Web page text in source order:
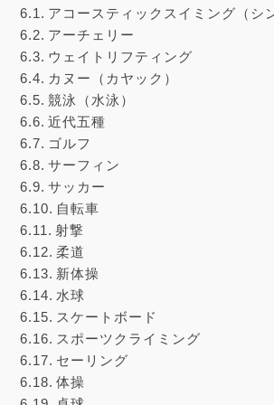
アコースティックスイミング（シ
アーチェリー
ウェイトリフティング
カヌー（カヤック）
競泳（水泳）
近代五種
ゴルフ
サーフィン
サッカー
自転車
射撃
柔道
新体操
水球
スケートボード
スポーツクライミング
セーリング
体操